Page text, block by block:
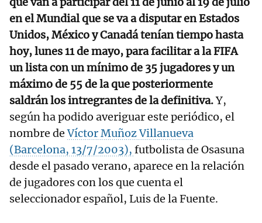
en el Mundial que se va a disputar en Estados
Unidos, México y Canadá tenían tiempo hasta
hoy, lunes 11 de mayo, para facilitar a la FIFA
un lista con un mínimo de 35 jugadores y un
máximo de 55 de la que posteriormente
saldrán los intregrantes de la definitiva.Y,
según ha podido averiguar este periódico, el
nombre deVíctor Muñoz Villanueva
(Barcelona, 13/7/2003), futbolista de Osasuna
desde el pasado verano, aparece en la relación
de jugadores con los que cuenta el
seleccionador español, Luis de la Fuente.